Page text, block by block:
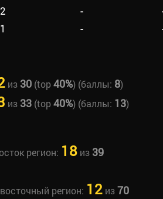
-
-
из 30(top40%) (баллы: 8)
из 33(top40%) (баллы: 13)
регион: 18из 39
регион: 12из70